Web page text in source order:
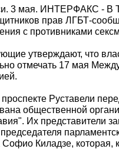
3 мая. ИНТЕРФАКС - В
прав ЛГБТ-
с противниками
утверждают, что
отмечать 17 мая
Руставели
общественной
Их представители
председателя
Софио Киладзе, которая,